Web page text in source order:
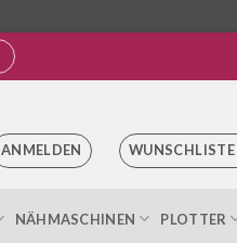
ANMELDEN WUNSCHLISTE
NÄHMASCHINEN PLOTTER